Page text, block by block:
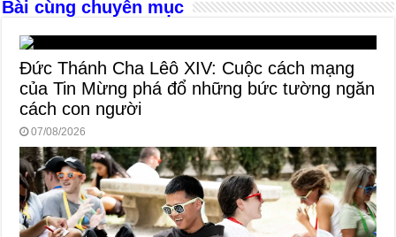
k
Bài cùng chuyên mục
Đức Thánh Cha Lêô XIV: Cuộc cách mạng
của Tin Mừng phá đổ những bức tường ngăn
cách con người
07/08/2026